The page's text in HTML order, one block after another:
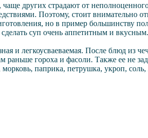
других страдают от
Поэтому, стоит внимательно
но в пример большинству
суп очень аппетитным и
и легкоусваеваемая. После блюд из
гороха и фасоли. Также ее не
паприка, петрушка, укроп,